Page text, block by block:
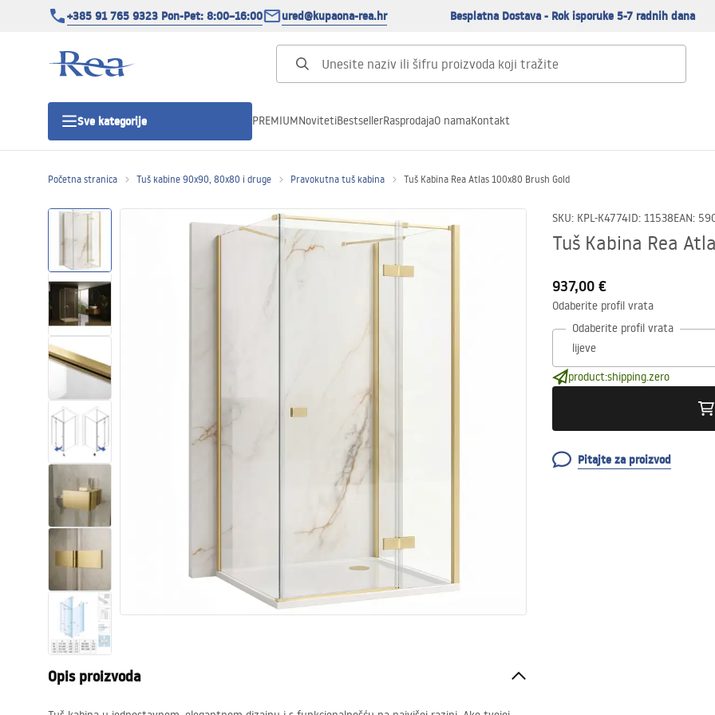
+385 91 765 9323 Pon-Pet: 8:00–16:00 ured@kupaona-rea.hr Besplatna Dostava - Rok isporuke 5-7 radnih dana
Sve kategorije
Tuš kade
Tuš Kanalice
WC školjke
Umivaonici
Kade i paravani
Miješalice, pipe, slavine
Kuhinja
Pribor i kupaonski namještaj
PREMIUMNovitetiBestsellerRasprodajaO namaKontakt
Početna stranica Tuš kabine 90x90, 80x80 i druge Pravokutna tuš kabina Tuš Kabina Rea Atlas 100x80 Brush Gold
SKU: KPL-K4774ID: 11538EAN:
Tuš Kabina Rea
937,00 €
Odaberite profil vrata
Odaberite profil vrata
product:shipping.zero
Pitajte za proizvod
Opis proizvoda